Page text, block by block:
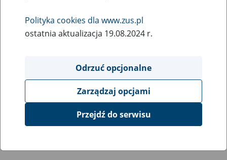
Polityka cookies dla www.zus.pl
ostatnia aktualizacja 19.08.2024 r.
Odrzuć opcjonalne
Zarządzaj opcjami
Przejdź do serwisu